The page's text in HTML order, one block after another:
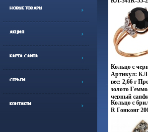
Кольцо с
Артикул:
вес: 2,66 г
золото
черный
фианитов,
Кольцо с
R Гонконг